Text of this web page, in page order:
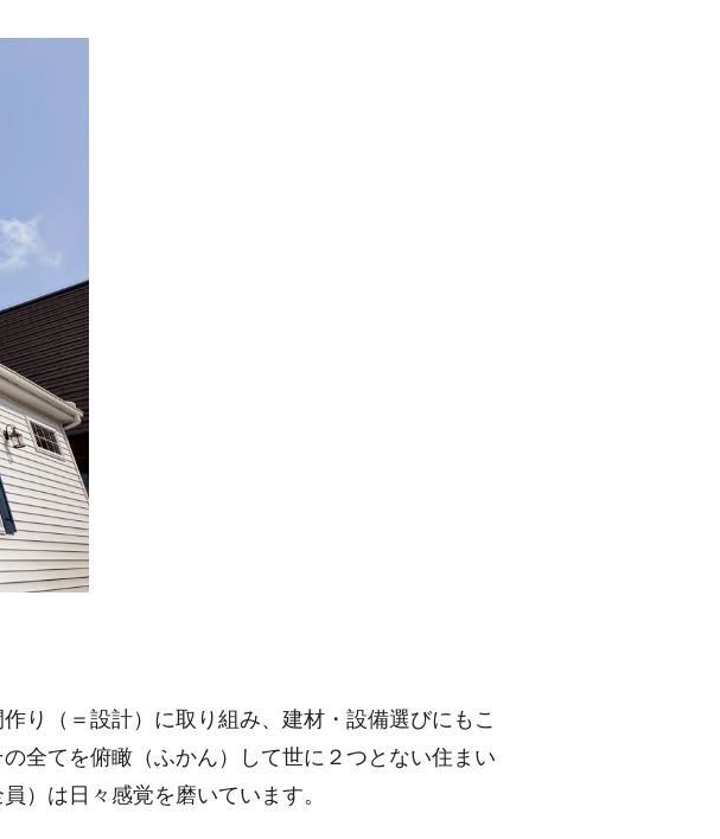
り（＝設計）に取り組み、建材・設備選びにもこ
全てを俯瞰（ふかん）して世に２つとない住まい
）は日々感覚を磨いています。